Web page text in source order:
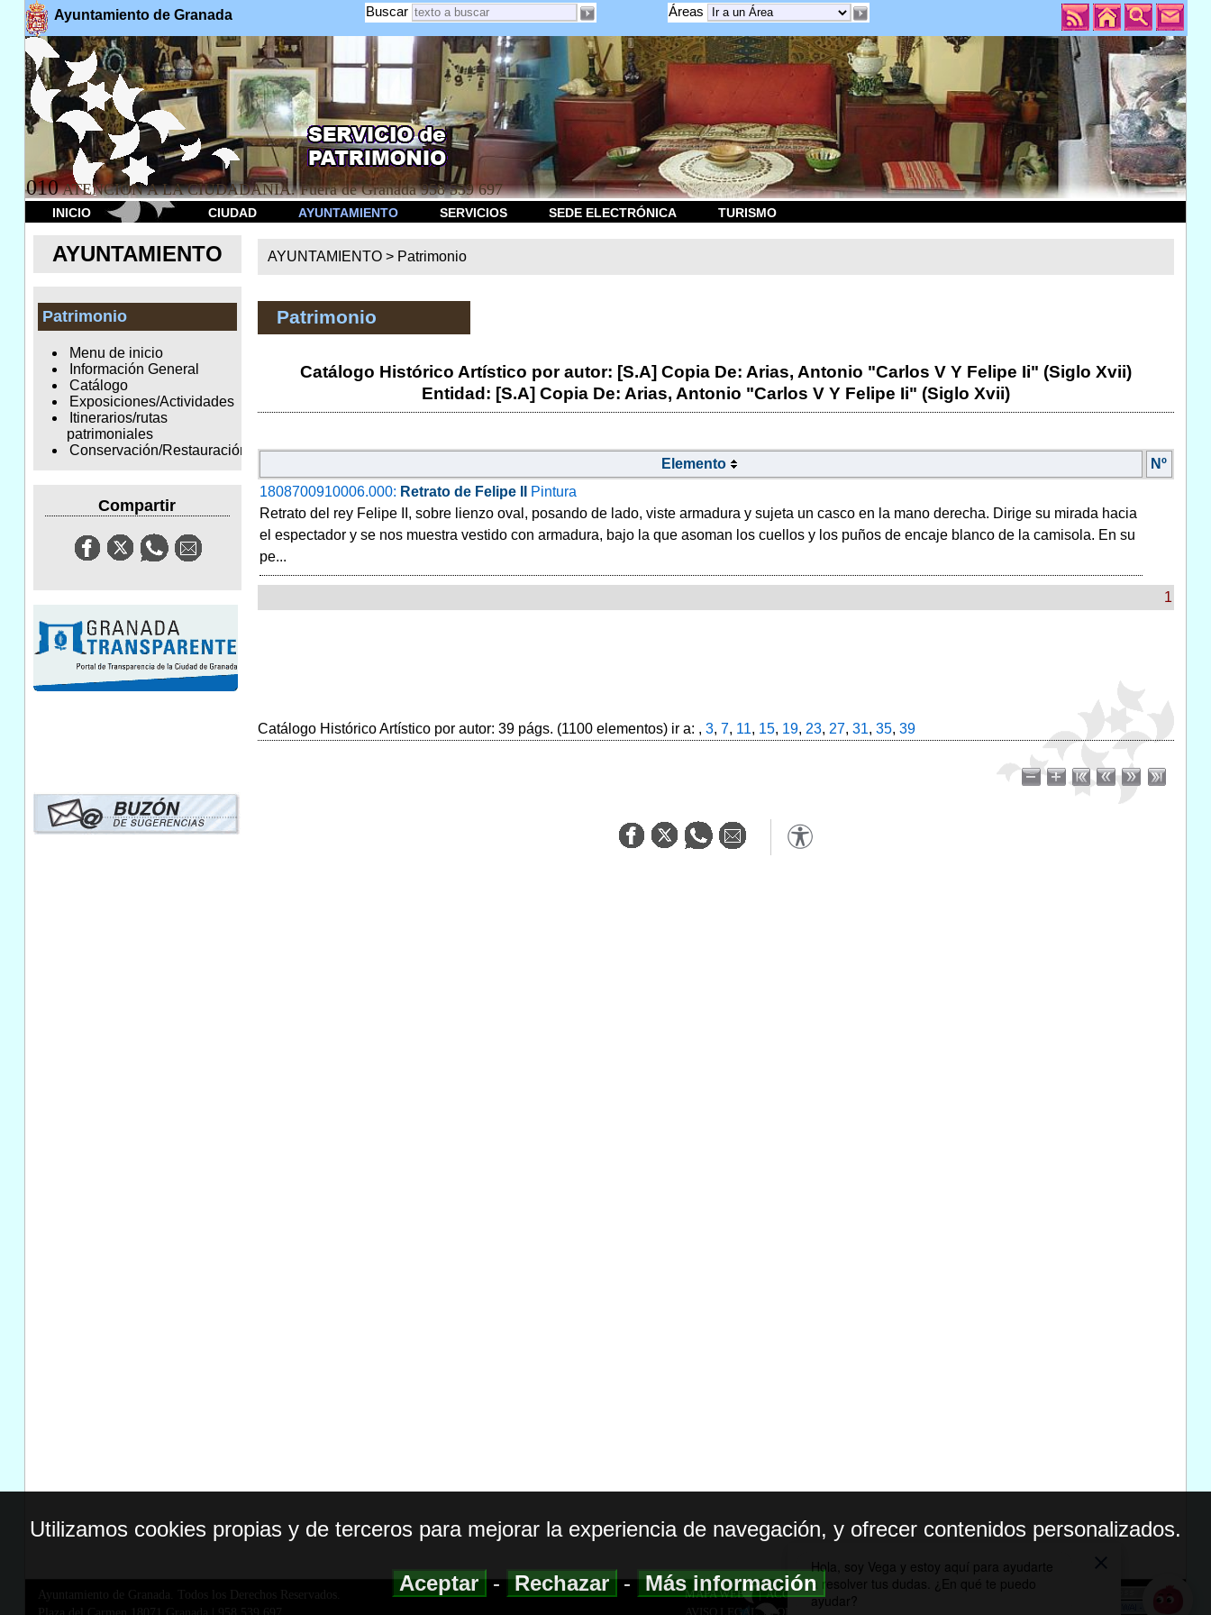
Ayuntamiento de Granada Áreas
Buscar
010 ATENCION A LA CIUDADANÍA. Fuera de Granada 958 539 697
INICIO CIUDAD AYUNTAMIENTO SERVICIOS SEDE ELECTRÓNICA TURISMO
AYUNTAMIENTO
Patrimonio
Menu de inicio
Información General
Catálogo
Exposiciones/Actividades
Itinerarios/rutas
patrimoniales
Conservación/Restauración
Compartir
AYUNTAMIENTO > Patrimonio
Patrimonio
Catálogo Histórico Artístico por autor: [S.A] Copia De: Arias, Antonio "Carlos V Y Felipe Ii" (Siglo Xvii)
Entidad: [S.A] Copia De: Arias, Antonio "Carlos V Y Felipe Ii" (Siglo Xvii)
Elemento
Nº
1808700910006.000: Retrato de Felipe II
Pintura
Retrato del rey Felipe II, sobre lienzo oval, posando de lado, viste armadura y sujeta un casco en la mano derecha. Dirige su mirada hacia
el espectador y se nos muestra vestido con armadura, bajo la que asoman los cuellos y los puños de encaje blanco de la camisola. En su
pe...
1
Catálogo Histórico Artístico por autor: 39 págs. (1100 elementos) ir a: , 3, 7, 11, 15, 19, 23, 27, 31, 35, 39
Ayuntamiento de Granada. Todos los Derechos Reservados.
MAPA WEB|ACCESIBILIDAD
AVISO LEGAL| POLITICA DE PRIVACIDAD
Utilizamos cookies propias y de terceros para mejorar la experiencia de navegación, y ofrecer contenidos personalizados.
Aceptar-Rechazar-Más información